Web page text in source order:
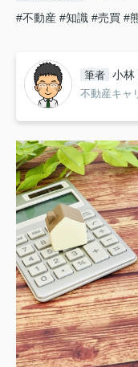
#不動産 #知識 #売買 #
筆者 小林
不動産キャ